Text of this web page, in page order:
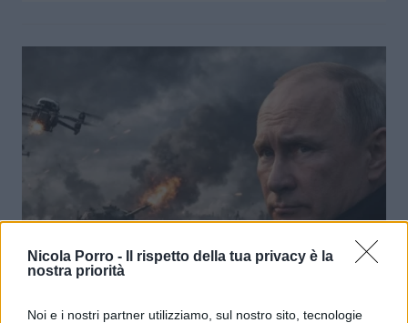
Nicola Porro -
Il rispetto della tua privacy è la
nostra priorità
Noi e i nostri partner utilizziamo, sul nostro sito, tecnologie
Putin, tutti i numeri della disfatta